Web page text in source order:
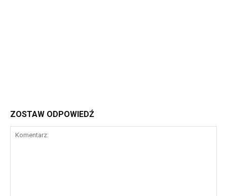
ZOSTAW ODPOWIEDŹ